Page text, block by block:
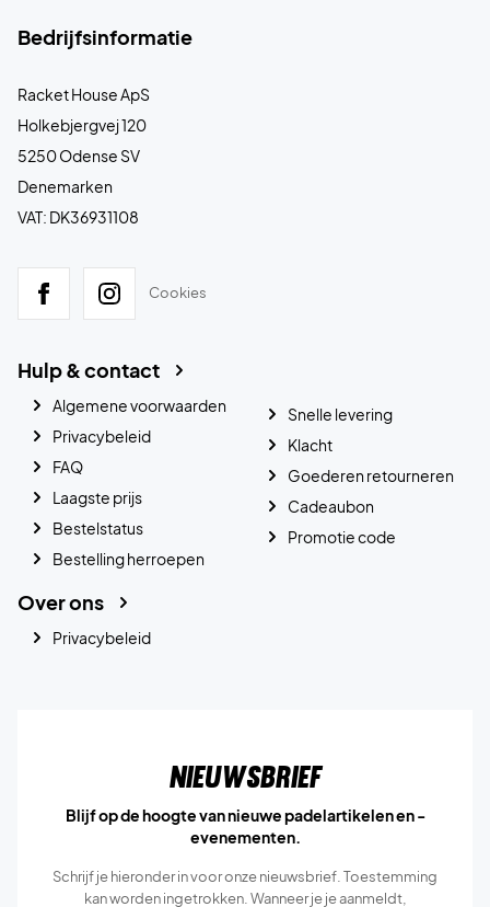
Bedrijfsinformatie
Racket House ApS
Holkebjergvej 120
5250 Odense SV
Denemarken
VAT: DK36931108
Cookies
Hulp & contact
Algemene voorwaarden
Privacybeleid
FAQ
Laagste prijs
Bestelstatus
Bestelling herroepen
Snelle levering
Klacht
Goederen retourneren
Cadeaubon
Promotie code
Over ons
Privacybeleid
Nieuwsbrief
Blijf op de hoogte van nieuwe padelartikelen en -
evenementen.
Schrijf je hieronder in voor onze nieuwsbrief. Toestemming
kan worden ingetrokken. Wanneer je je aanmeldt,